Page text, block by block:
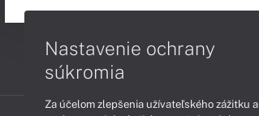
Nastavenie ochrany
súkromia
Za účelom zlepšenia užívateľského zážitku a